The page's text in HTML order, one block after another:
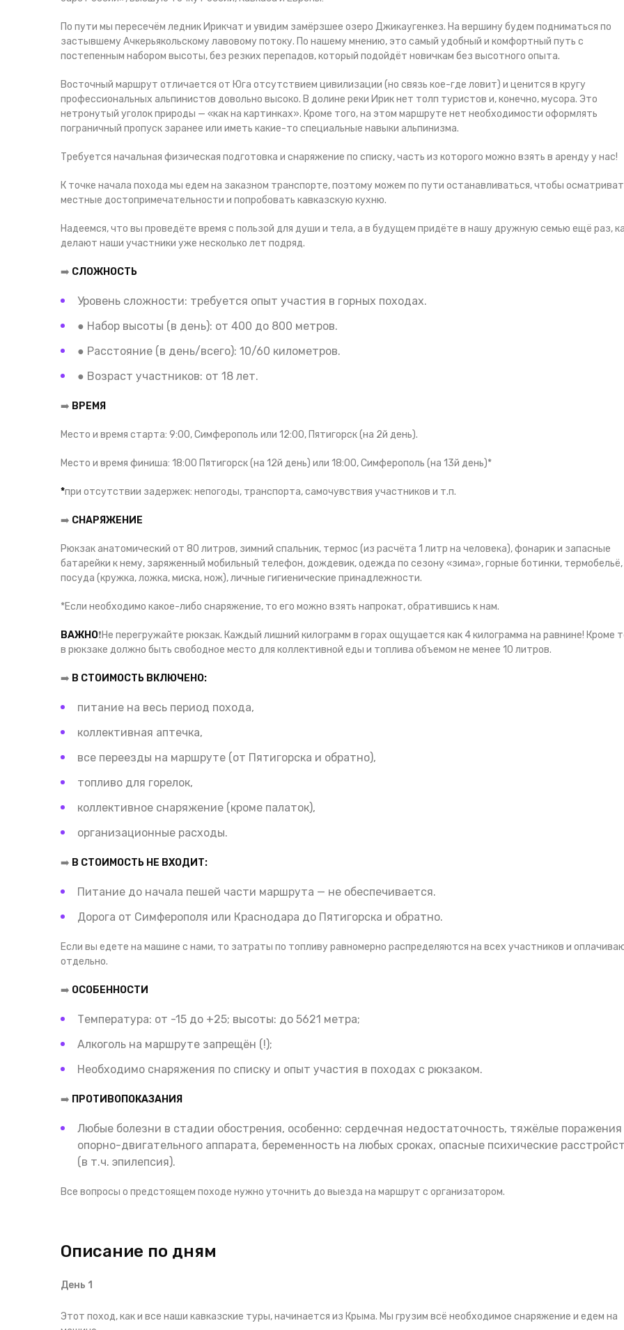
По пути мы пересечём ледник Ирикчат и увидим замёрзшее озеро Джикаугенкез. На вершину будем подниматься по
застывшему Ачкерьякольскому лавовому потоку. По нашему мнению, это самый удобный и комфортный путь с
постепенным набором высоты, без резких перепадов, который подойдёт новичкам без высотного опыта.
Восточный маршрут отличается от Юга отсутствием цивилизации (но связь кое-где ловит) и ценится в кругу
профессиональных альпинистов довольно высоко. В долине реки Ирик нет толп туристов и, конечно, мусора. Это
нетронутый уголок природы — «как на картинках». Кроме того, на этом маршруте нет необходимости оформлять
пограничный пропуск заранее или иметь какие-то специальные навыки альпинизма.
Требуется начальная физическая подготовка и снаряжение по списку, часть из которого можно взять в аренду у нас!
К точке начала похода мы едем на заказном транспорте, поэтому можем по пути останавливаться, чтобы
местные достопримечательности и попробовать кавказскую кухню.
Надеемся, что вы проведёте время с пользой для души и тела, а в будущем придёте в нашу дружную семью ещё раз,
делают наши участники уже несколько лет подряд.
➡️ СЛОЖНОСТЬ
Уровень сложности: требуется опыт участия в горных походах.
● Набор высоты (в день): от 400 до 800 метров.
● Расстояние (в день/всего): 10/60 километров.
● Возраст участников: от 18 лет.
➡️ ВРЕМЯ
Место и время старта: 9:00, Симферополь или 12:00, Пятигорск (на 2й день).
Место и время финиша: 18:00 Пятигорск (на 12й день) или 18:00, Симферополь (на 13й день)*
*при отсутствии задержек: непогоды, транспорта, самочувствия участников и т.п.
➡️ СНАРЯЖЕНИЕ
Рюкзак анатомический от 80 литров, зимний спальник, термос (из расчёта 1 литр на человека), фонарик и запасные
батарейки к нему, заряженный мобильный телефон, дождевик, одежда по сезону «зима», горные ботинки, термобельё,
посуда (кружка, ложка, миска, нож), личные гигиенические принадлежности.
*Если необходимо какое-либо снаряжение, то его можно взять напрокат, обратившись к нам.
ВАЖНО❗️Не перегружайте рюкзак. Каждый лишний килограмм в горах ощущается как 4 килограмма на равнине! Кроме
в рюкзаке должно быть свободное место для коллективной еды и топлива объемом не менее 10 литров.
➡️ В СТОИМОСТЬ ВКЛЮЧЕНО:
питание на весь период похода,
коллективная аптечка,
все переезды на маршруте (от Пятигорска и обратно),
топливо для горелок,
коллективное снаряжение (кроме палаток),
организационные расходы.
➡️ В СТОИМОСТЬ НЕ ВХОДИТ:
Питание до начала пешей части маршрута — не обеспечивается.
Дорога от Симферополя или Краснодара до Пятигорска и обратно.
Если вы едете на машине с нами, то затраты по топливу равномерно распределяются на всех участников и
отдельно.
➡️ ОСОБЕННОСТИ
Температура: от -15 до +25; высоты: до 5621 метра;
Алкоголь на маршруте запрещён (!);
Необходимо снаряжения по списку и опыт участия в походах с рюкзаком.
➡️ ПРОТИВОПОКАЗАНИЯ
Любые болезни в стадии обострения, особенно: сердечная недостаточность, тяжёлые поражения
опорно-двигательного аппарата, беременность на любых сроках, опасные психические
(в т.ч. эпилепсия).
Все вопросы о предстоящем походе нужно уточнить до выезда на маршрут с организатором.
Описание по дням
День 1
Этот поход, как и все наши кавказские туры, начинается из Крыма. Мы грузим всё необходимое снаряжение и едем на